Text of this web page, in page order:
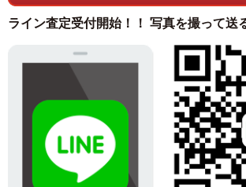
ライン査定受付開始！！ 写真を撮って送